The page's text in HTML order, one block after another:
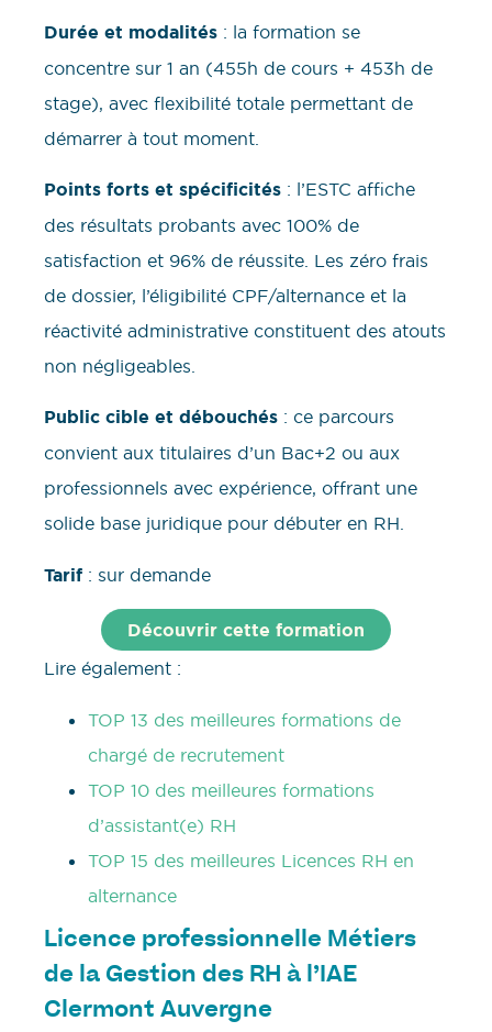
Durée et modalités : la formation se
concentre sur 1 an (455h de cours + 453h de
stage), avec flexibilité totale permettant de
démarrer à tout moment.
Points forts et spécificités : l’ESTC affiche
des résultats probants avec 100% de
satisfaction et 96% de réussite. Les zéro frais
de dossier, l’éligibilité CPF/alternance et la
réactivité administrative constituent des atouts
non négligeables.
Public cible et débouchés : ce parcours
convient aux titulaires d’un Bac+2 ou aux
professionnels avec expérience, offrant une
solide base juridique pour débuter en RH.
Tarif : sur demande
Découvrir cette formation
Lire également :
TOP 13 des meilleures formations de
chargé de recrutement
TOP 10 des meilleures formations
d’assistant(e) RH
TOP 15 des meilleures Licences RH en
alternance
Licence professionnelle Métiers
de la Gestion des RH à l’ IAE
Clermont Auvergne